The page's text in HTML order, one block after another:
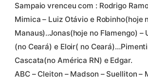
Sampaio vrenceu com : Rodrigo
Mimica – Luiz Otávio e Robinho(hoje
Manaus)..Jonas(hoje no Flamengo) –
(no Ceará) e Eloir( no
Cascata(no América RN) e Edgar.
ABC – Cleiton – Madson – Suelliton –